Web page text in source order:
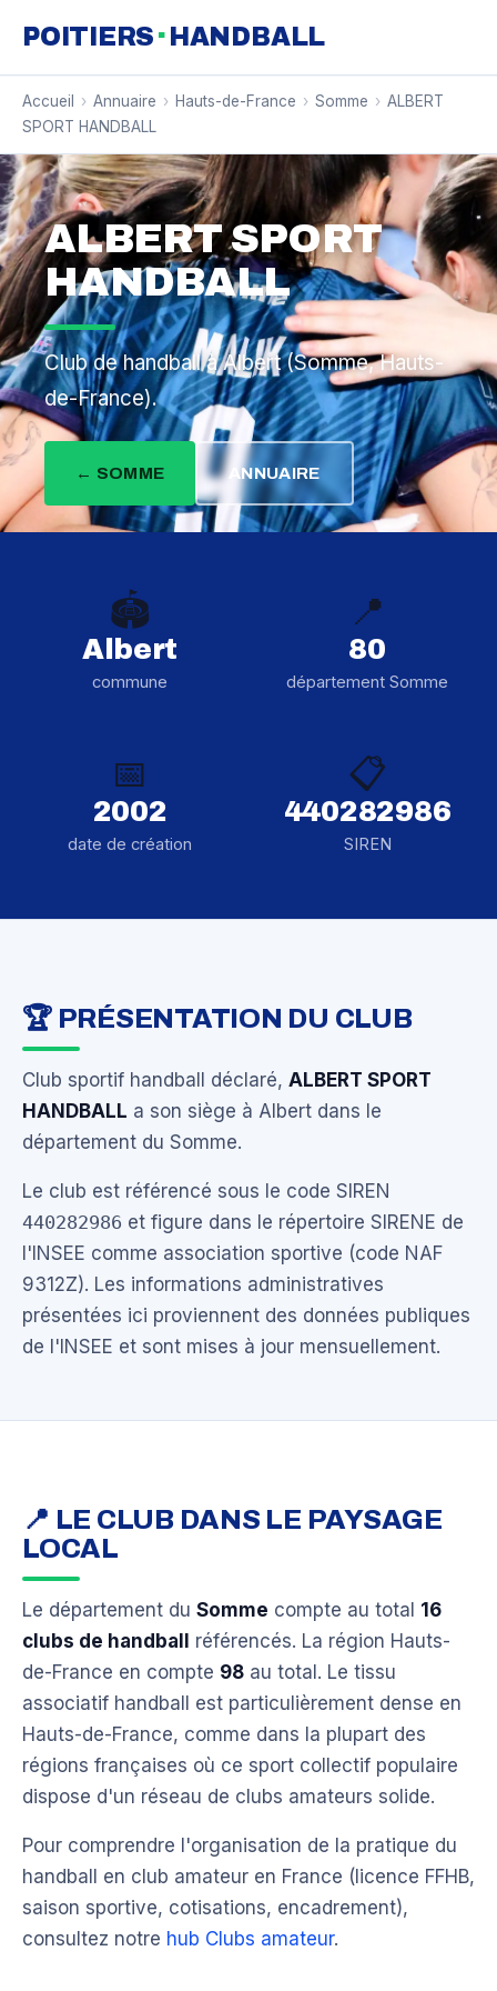
POITIERS · HANDBALL
Accueil › Annuaire › Hauts-de-France › Somme › ALBERT
SPORT HANDBALL
ALBERT SPORT
HANDBALL
Club de handball à Albert (Somme, Hauts-
de-France).
← SOMME ANNUAIRE
🏟️
Albert
commune
📍
80
département Somme
📅
2002
date de création
📋
440282986
SIREN
🏆 PRÉSENTATION DU CLUB
Club sportif handball déclaré, ALBERT SPORT
HANDBALL a son siège à Albert dans le
département du Somme.
Le club est référencé sous le code SIREN
440282986 et figure dans le répertoire SIRENE de
l'INSEE comme association sportive (code NAF
9312Z). Les informations administratives
présentées ici proviennent des données publiques
de l'INSEE et sont mises à jour mensuellement.
📍 LE CLUB DANS LE PAYSAGE
LOCAL
Le département du Somme compte au total 16
clubs de handball
référencés. La région Hauts-
de-France en compte 98 au total. Le tissu
associatif handball est particulièrement dense en
Hauts-de-France, comme dans la plupart des
régions françaises où ce sport collectif populaire
dispose d'un réseau de clubs amateurs solide.
Pour comprendre l'organisation de la pratique du
handball en club amateur en France (licence FFHB,
saison sportive, cotisations, encadrement),
consultez notre hub Clubs amateur.